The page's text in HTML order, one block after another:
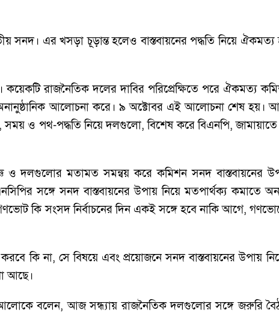
সনদ। এর খসড়া চূড়ান্ত হলেও বাস্তবায়নের পদ্ধতি নিয়ে
রাজনৈতিক দলের দাবির পরিপ্রেক্ষিতে পরে ঐকমত্য
অনানুষ্ঠানিক আলোচনা করে। ৯ অক্টোবর এই আলোচনা শেষ হয়।
সময় ও পথ-পদ্ধতি নিয়ে দলগুলো, বিশেষ করে বিএনপি,
দলগুলোর মতামত সমন্বয় করে কমিশন সনদ বাস্তবায়নের
সঙ্গে সনদ বাস্তবায়নের উপায় নিয়ে মতপার্থক্য কমাতে
কি সংসদ নির্বাচনের দিন একই সঙ্গে হবে নাকি আগে,
কি না, সে বিষয়ে এবং প্রয়োজনে সনদ বাস্তবায়নের উপায়
আছে।
বলেন, আজ সন্ধ্যায় রাজনৈতিক দলগুলোর সঙ্গে জরুরি